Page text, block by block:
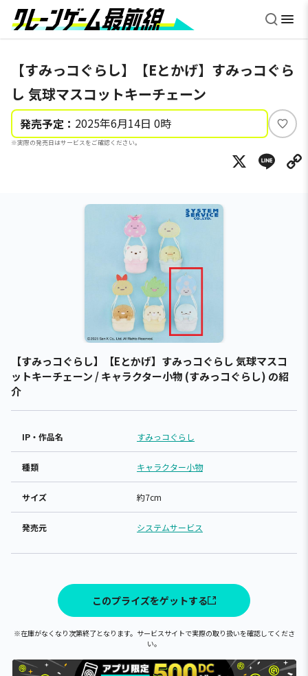
【すみっコぐらし】【Eとかげ】すみっコぐら
し 気球マスコットキーチェーン
発売予定： 2025年6月14日 0時
※実際の発売日はサービスをご確認ください。
い
ね
X
【すみっコぐらし】【Eとかげ】すみっコぐらし 気球マスコ
ットキーチェーン / キャラクター小物 (すみっコぐらし) の紹
介
IP・作品名 すみっコぐらし
種類 キャラクター小物
サイズ 約7cm
発売元 システムサービス
このプライズをゲットする
※在庫がなくなり次第終了となります。サービスサイトで実際の取り扱いを確認してくださ
い。